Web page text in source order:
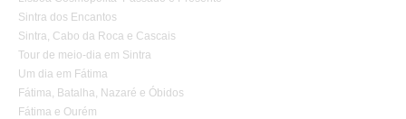
Sintra dos Encantos
Sintra, Cabo da Roca e Cascais
Tour de meio-dia em Sintra
Um dia em Fátima
Fátima, Batalha, Nazaré e Óbidos
Fátima e Ourém